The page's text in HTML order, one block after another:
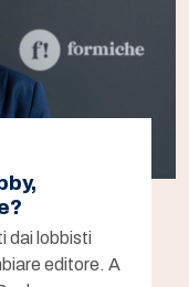
dai lobbisti
editore. A